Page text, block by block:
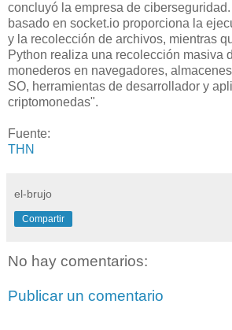
concluyó la empresa de
basado en socket.io proporciona la
y la recolección de archivos, mientras
Python realiza una recolección masiva
monederos en navegadores,
SO, herramientas de desarrollador y
criptomonedas".
Fuente:
THN
el-brujo
Compartir
No hay comentarios:
Publicar un comentario